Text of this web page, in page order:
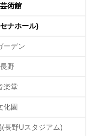
術館
ナホール)
ーデン
野
楽堂
化園
長野Uスタジアム)